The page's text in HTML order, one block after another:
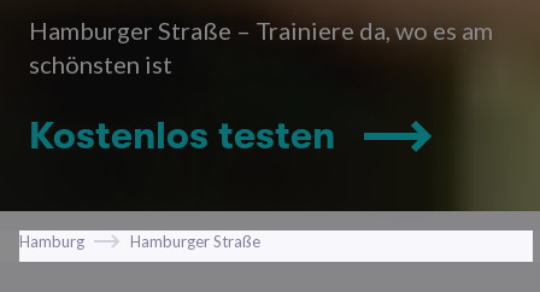
Hamburger Straße – Trainiere da, wo es am
schönsten ist
Kostenlos testen
Hamburg Hamburger Straße